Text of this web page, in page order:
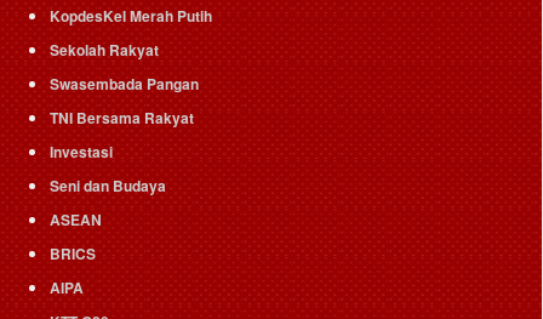
KopdesKel Merah Putih
Sekolah Rakyat
Swasembada Pangan
TNI Bersama Rakyat
Investasi
Seni dan Budaya
ASEAN
BRICS
AIPA